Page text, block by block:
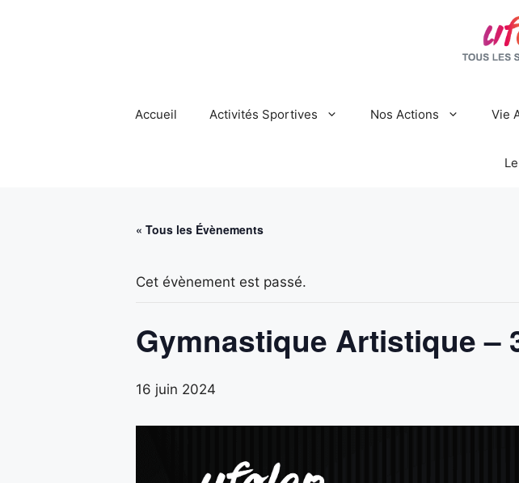
Accueil Activités Sportives Nos Actions Vie
« Tous les Évènements
Cet évènement est passé.
Gymnastique Artistique –
16 juin 2024